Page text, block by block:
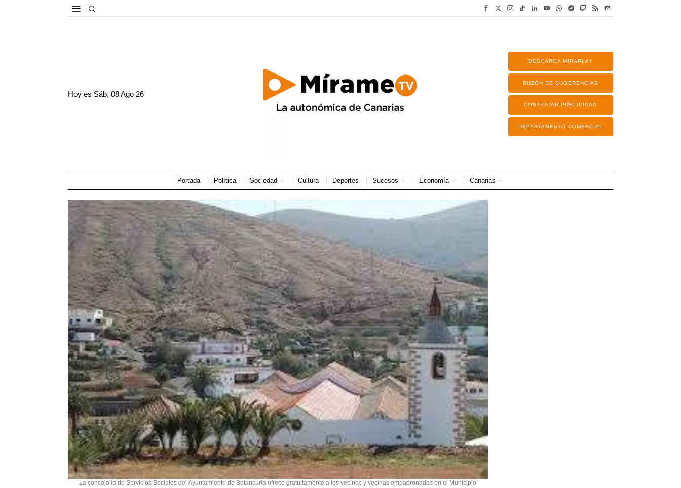
Hoy es Sáb, 08 Ago 26
DESCARGA MIRAPLAY
BUZÓN DE SUGERENCIAS
CONTRATAR PUBLICIDAD
DEPARTAMENTO COMERCIAL
Portada Política Sociedad Cultura Deportes Sucesos Economía Canarias
La concejalía de Servicios Sociales del Ayuntamiento de Betancuria ofrece gratuitamente a los vecinos y vecinas empadronadas en el Municipio